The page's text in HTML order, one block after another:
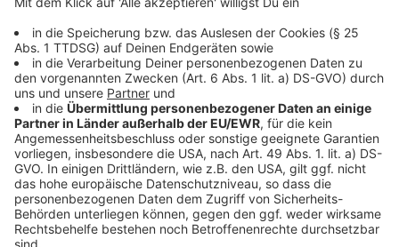
07:06 Uhr - Bad Iburg: Urteil Tiertransporte
Das Amtsgericht Bad Iburg hat einen
Tiertransportfahrer zu einer Geldstrafe verurteilt. Der
24 Jahre alte Student zahlt 20 Tagessätze -
insgesamt 300 Euro. Der Mann hatte ein verletztes
Tier von Salzbergen zum Schlachthof Bad Iburg
gefahren. Als Fahrer habe er die Verantwortung für das
Wohlergehen der Tiere. Die Tiere hätten nicht
transportiert werden dürfen. Einen weiteren Fahrer